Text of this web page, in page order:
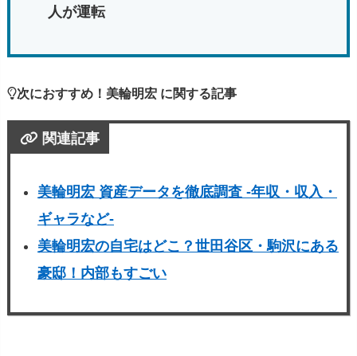
人が運転
次におすすめ！美輪明宏 に関する記事
関連記事
美輪明宏 資産データを徹底調査 -年収・収入・
ギャラなど-
美輪明宏の自宅はどこ？世田谷区・駒沢にある
豪邸！内部もすごい